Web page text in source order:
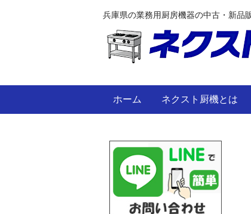
兵庫県の業務用厨房機器の中古・新品
ホーム ネクスト厨機とは